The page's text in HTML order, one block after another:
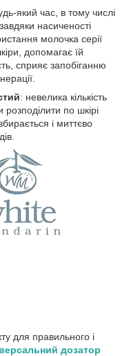
який час, в тому числі
насиченості
молочка серії
допомагає їй
сприяє запобіганню
: невелика кількість
по шкірі
і миттєво
для правильного і
дозатор